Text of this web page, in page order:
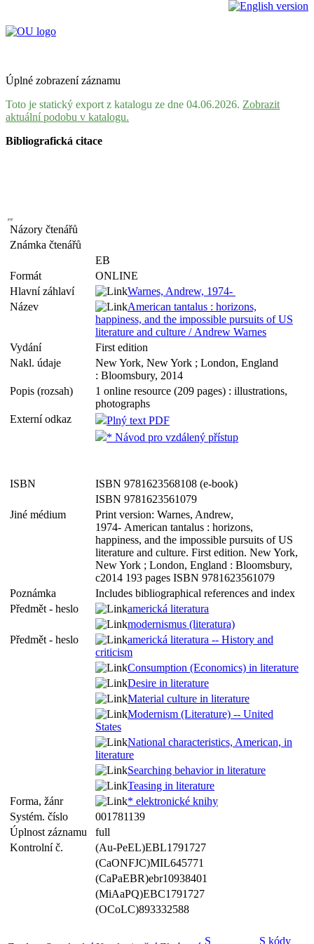
Úplné zobrazení záznamu
Toto je statický export z katalogu ze dne 04.06.2026. Zobrazit
aktuální podobu v katalogu.
Bibliografická citace
Názory čtenářů
Známka čtenářů
EB
Formát
ONLINE
Hlavní záhlaví
Warnes, Andrew, 1974-
Název
American tantalus : horizons,
happiness, and the impossible pursuits of US
literature and culture / Andrew Warnes
Vydání
First edition
Nakl. údaje
New York, New York ; London, England
: Bloomsbury, 2014
Popis (rozsah)
1 online resource (209 pages) : illustrations,
photographs
Externí odkaz
Plný text PDF
* Návod pro vzdálený přístup
ISBN
ISBN 9781623568108 (e-book)
ISBN 9781623561079
Jiné médium
Print version: Warnes, Andrew,
1974- American tantalus : horizons,
happiness, and the impossible pursuits of US
literature and culture. First edition. New York,
New York ; London, England : Bloomsbury,
c2014 193 pages ISBN 9781623561079
Poznámka
Includes bibliographical references and index
Předmět - heslo
americká literatura
modernismus (literatura)
Předmět - heslo
americká literatura -- History and
criticism
Consumption (Economics) in literature
Desire in literature
Material culture in literature
Modernism (Literature) -- United
States
National characteristics, American, in
literature
Searching behavior in literature
Teasing in literature
Forma, žánr
* elektronické knihy
Systém. číslo
001781139
Úplnost záznamu
full
Kontrolní č.
(Au-PeEL)EBL1791727
(CaONFJC)MIL645771
(CaPaEBR)ebr10938401
(MiAaPQ)EBC1791727
(OCoLC)893332588
S S kódy